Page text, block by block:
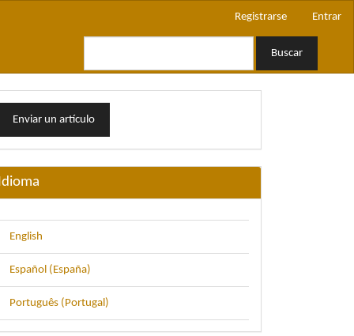
Registrarse Entrar
Buscar
Enviar un artículo
English
Español (España)
Português (Portugal)